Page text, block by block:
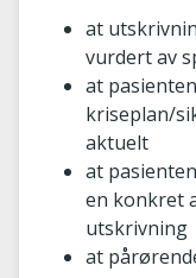
at
vurdert av
at
kriseplan/
aktuelt
at
en konkret
utskrivning
at